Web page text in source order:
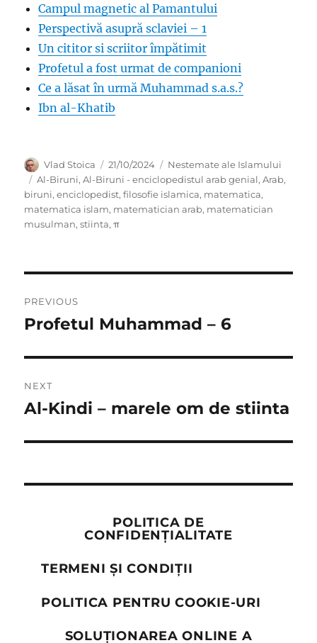
Campul magnetic al Pamantului
Perspectivă asupră sclaviei – 1
Un cititor si scriitor împătimit
Profetul a fost urmat de companioni
Ce a lăsat în urmă Muhammad s.a.s.?
Ibn al-Khatib
Author
Vlad Stoica
Posted
on
21/10/2024 Categories
Nestemate ale Islamului
Tags
Al-Biruni,Al-Biruni - enciclopedistul arab genial,Arab,
biruni,enciclopedist,filosofie islamica, matematica,
matematica islam, matematician arab, matematician
musulman,stiinta,π
navigation
PREVIOUS
Previous
Profetul Muhammad – 6
NEXT
Next
Al-Kindi – marele om de stiinta
POLITICA DE
CONFIDENȚIALITATE
TERMENI ȘI CONDIȚII
POLITICA PENTRU COOKIE-URI
SOLUȚIONAREA ONLINE A